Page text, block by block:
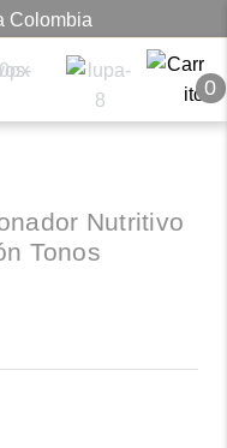
Colombia
0
Nutritivo
Tonos